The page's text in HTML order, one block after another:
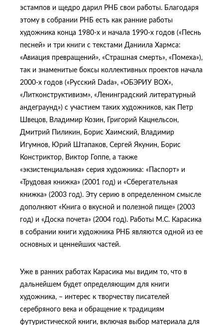
эстампов и щедро дарил РНБ свои работы. Благодаря
этому в собрании РНБ есть как ранние работы
художника конца 1980-х и начала 1990-х годов («Песнь
песней» и три книги с текстами Даниила Хармса:
«Авиация превращений», «Страшная смерть», «Помеха»),
так и знаменитые боксы коллективных проектов начала
2000-х годов («Русский Dada», «ОБЭРИУ ВОХ»,
«Литконструктивизм», «Ленинградский литературный
андеграунд») с участием таких художников, как Петр
Швецов, Владимир Козин, Григорий Кацнельсон,
Дмитрий Пиликин, Борис Хаимский, Владимир
Игумнов, Юрий Штапаков, Сергей Якунин, Борис
Констриктор, Виктор Гоппе, а также
«экзистенциальная» серия художника: «Паспорт» и
«Трудовая книжка» (2001 год) и «Сберегательная
книжка» (2003 год). Эту серию в определенном смысле
дополняют «Книга о вкусной и полезной пище» (2003
год) и «Доска почета» (2004 год). Работы М.С. Карасика
в собрании книги художника РНБ являются одной из ее
основных и ценнейших частей.
Уже в ранних работах Карасика мы видим то, что в
дальнейшем будет определяющим для книги
художника, – интерес к творчеству писателей
серебряного века и обращение к традициям
футуристической книги, включая выбор материала для